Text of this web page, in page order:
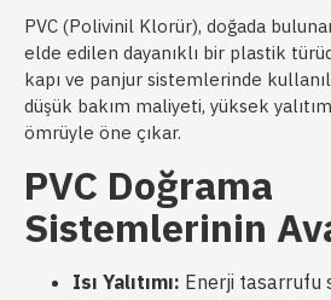
PVC (Polivinil Klorür), doğada
elde edilen dayanıklı bir plastik
kapı ve panjur sistemlerinde
düşük bakım maliyeti, yüksek
ömrüyle öne çıkar.
PVC Doğrama
Sistemlerinin
Isı Yalıtımı: Enerji tasarrufu